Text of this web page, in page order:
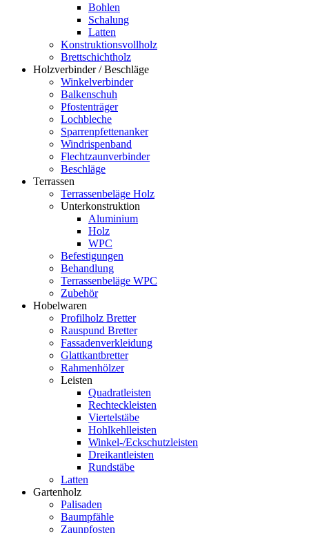
Bohlen
Schalung
Latten
Konstruktionsvollholz
Brettschichtholz
Holzverbinder / Beschläge
Winkelverbinder
Balkenschuh
Pfostenträger
Lochbleche
Sparrenpfettenanker
Windrispenband
Flechtzaunverbinder
Beschläge
Terrassen
Terrassenbeläge Holz
Unterkonstruktion
Aluminium
Holz
WPC
Befestigungen
Behandlung
Terrassenbeläge WPC
Zubehör
Hobelwaren
Profilholz Bretter
Rauspund Bretter
Fassadenverkleidung
Glattkantbretter
Rahmenhölzer
Leisten
Quadratleisten
Rechteckleisten
Viertelstäbe
Hohlkehlleisten
Winkel-/Eckschutzleisten
Dreikantleisten
Rundstäbe
Latten
Gartenholz
Palisaden
Baumpfähle
Zaunpfosten